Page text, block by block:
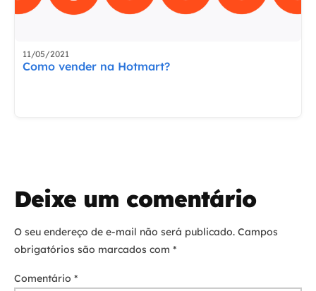
11/05/2021
Como vender na Hotmart?
Deixe um comentário
O seu endereço de e-mail não será publicado. Campos
obrigatórios são marcados com *
Comentário *